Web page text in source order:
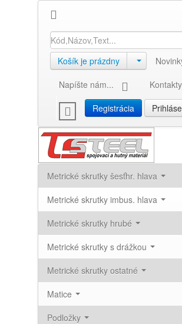
Košík je prázdny
Napíšte nám...
Kontakty
Registrácia
Metrické skrutky šesťhr. hlava
Metrické skrutky imbus. hlava
Metrické skrutky hrubé
Metrické skrutky s drážkou
Metrické skrutky ostatné
Matice
Podložky